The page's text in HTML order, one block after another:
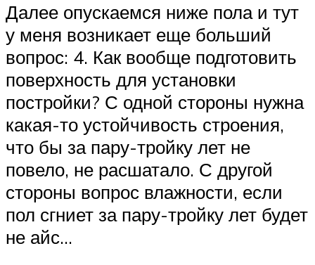
Далее опускаемся ниже пола и тут
у меня возникает еще больший
вопрос: 4. Как вообще подготовить
поверхность для установки
постройки? С одной стороны нужна
какая-то устойчивость строения,
что бы за пару-тройку лет не
повело, не расшатало. С другой
стороны вопрос влажности, если
пол сгниет за пару-тройку лет будет
не айс…